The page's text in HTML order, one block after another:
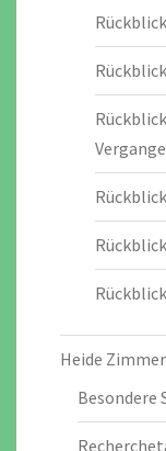
Heide
Besondere